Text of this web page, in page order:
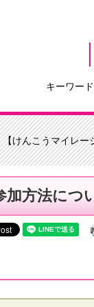
キーワー
けんこうマイレー
加方法につ